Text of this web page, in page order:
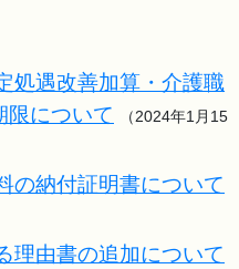
処遇改善加算・介護職
限について
（2024年1月15
の納付証明書について
理由書の追加について